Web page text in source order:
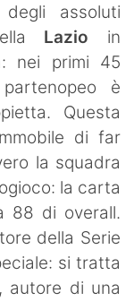
assoluti
Lazio in
nei primi 45
è
Questa
di far
la squadra
la carta
88 di overall.
della Serie
si tratta
, autore di una